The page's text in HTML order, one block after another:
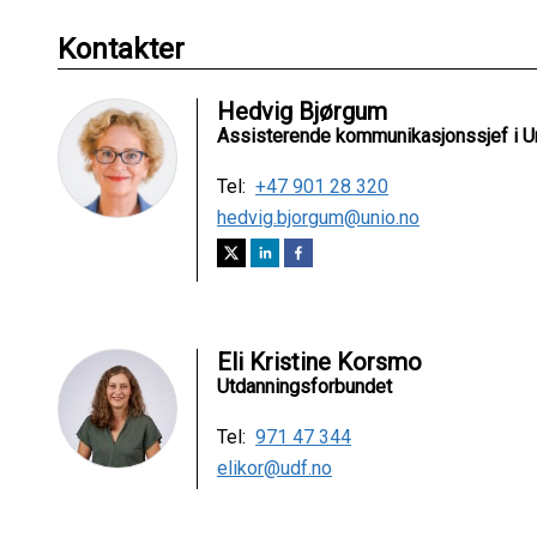
Kontakter
Hedvig Bjørgum
Assisterende kommunikasjonssjef i
Tel: +47 901 28 320
hedvig.bjorgum@unio.no
Eli Kristine Korsmo
Utdanningsforbundet
Tel: 971 47 344
elikor@udf.no